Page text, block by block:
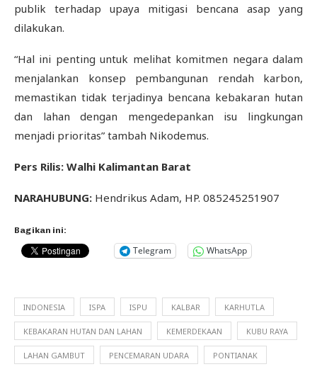
publik terhadap upaya mitigasi bencana asap yang
dilakukan.
“Hal ini penting untuk melihat komitmen negara dalam
menjalankan konsep pembangunan rendah karbon,
memastikan tidak terjadinya bencana kebakaran hutan
dan lahan dengan mengedepankan isu lingkungan
menjadi prioritas” tambah Nikodemus.
Pers Rilis: Walhi Kalimantan Barat
NARAHUBUNG: Hendrikus Adam, HP. 085245251907
Bagikan ini:
Telegram WhatsApp
INDONESIA ISPA ISPU KALBAR KARHUTLA
KEBAKARAN HUTAN DAN LAHAN KEMERDEKAAN KUBU RAYA
LAHAN GAMBUT PENCEMARAN UDARA PONTIANAK